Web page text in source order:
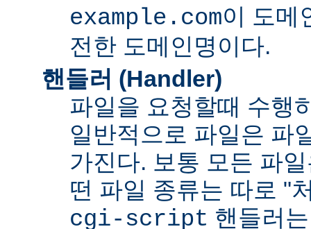
example.com이 도메
전한 도메인명이다.
핸들러 (Handler)
파일을 요청할때 수행
일반적으로 파일은 파
가진다. 보통 모든 파
떤 파일 종류는 따로 "
cgi-script 핸들러